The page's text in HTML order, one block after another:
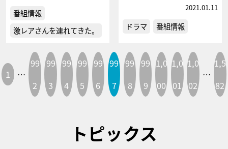
番組情報
激レアさんを連れてきた。
2021.01.11
ドラマ 番組情報
1 …
99
2
99
3
99
4
99
5
99
6
99
7
99
8
99
9
1,0
00
1,0
01
1,0
02
…
1,5
82
トピックス